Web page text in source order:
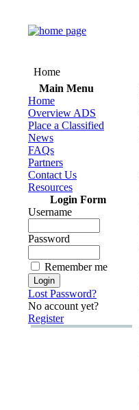
Home
Main Menu
Home
Overview ADS
Place a Classified
News
FAQs
Partners
Contact Us
Resources
Login Form
Username
Password
Remember me
Lost Password?
No account yet?
Register